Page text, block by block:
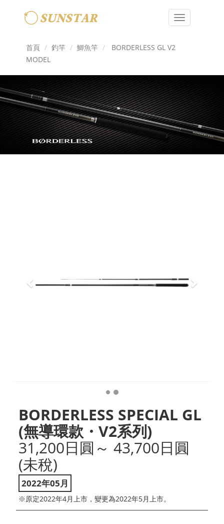
Toggle
首頁
釣竿 鯽魚竿
BORDERLESS GL V2
MODEL
BORDERLESS SPECIAL GL
(無導環款・V2系列)
31,200日圓～ 43,700日圓
(未稅)
2022年05月
※原定2022年4月上市，變更為2022年5月上市。